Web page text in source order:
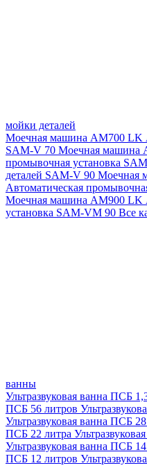
мойки деталей
Моечная машина AM700 LK
SAM-V 70 Моечная машина
промывочная установка
деталей SAM-V 90 Моечная
Автоматическая
Моечная машина AM900 LK
установка SAM-VM 90 Все
ванны
Ультразвуковая ванна ПСБ
ПСБ 56 литров
Ультразвуковая ванна ПСБ
ПСБ 22 литра
Ультразвуковая ванна ПСБ
ПСБ 12 литров